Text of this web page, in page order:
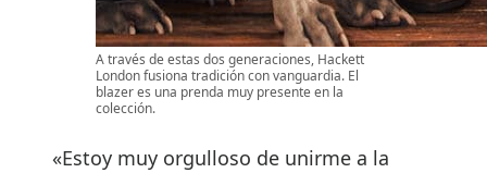
A través de estas dos generaciones, Hackett
London fusiona tradición con vanguardia. El
blazer es una prenda muy presente en la
colección.
«Estoy muy orgulloso de unirme a la